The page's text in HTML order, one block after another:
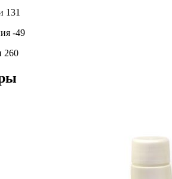
131
-49
260